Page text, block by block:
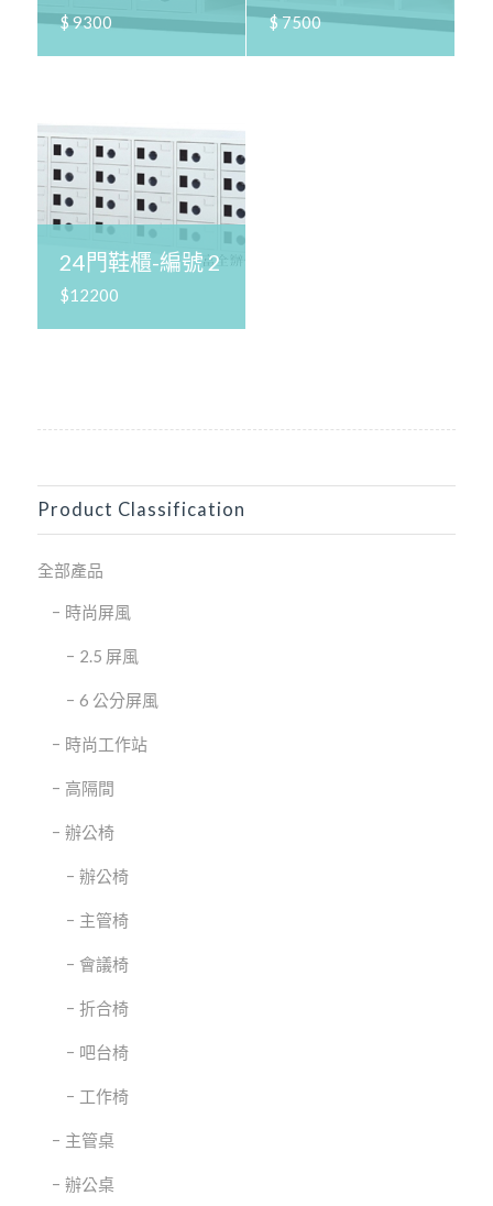
$ 9300 $ 7500
24門鞋櫃-編號 2
$12200
Product Classification
全部產品
時尚屏風
2.5 屏風
6 公分屏風
時尚工作站
高隔間
辦公椅
辦公椅
主管椅
會議椅
折合椅
吧台椅
工作椅
主管桌
辦公桌